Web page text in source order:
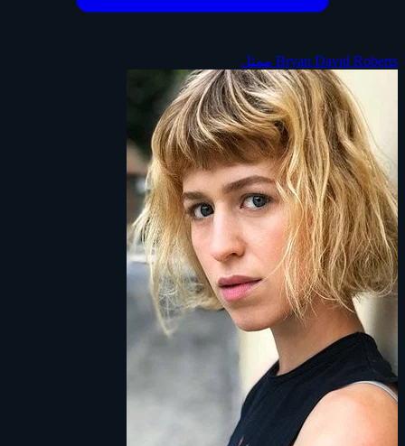
Bryan David Roberts ممثل